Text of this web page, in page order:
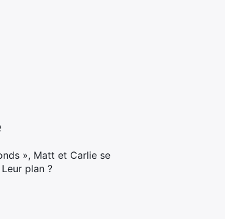
», Matt et Carlie se
plan ?